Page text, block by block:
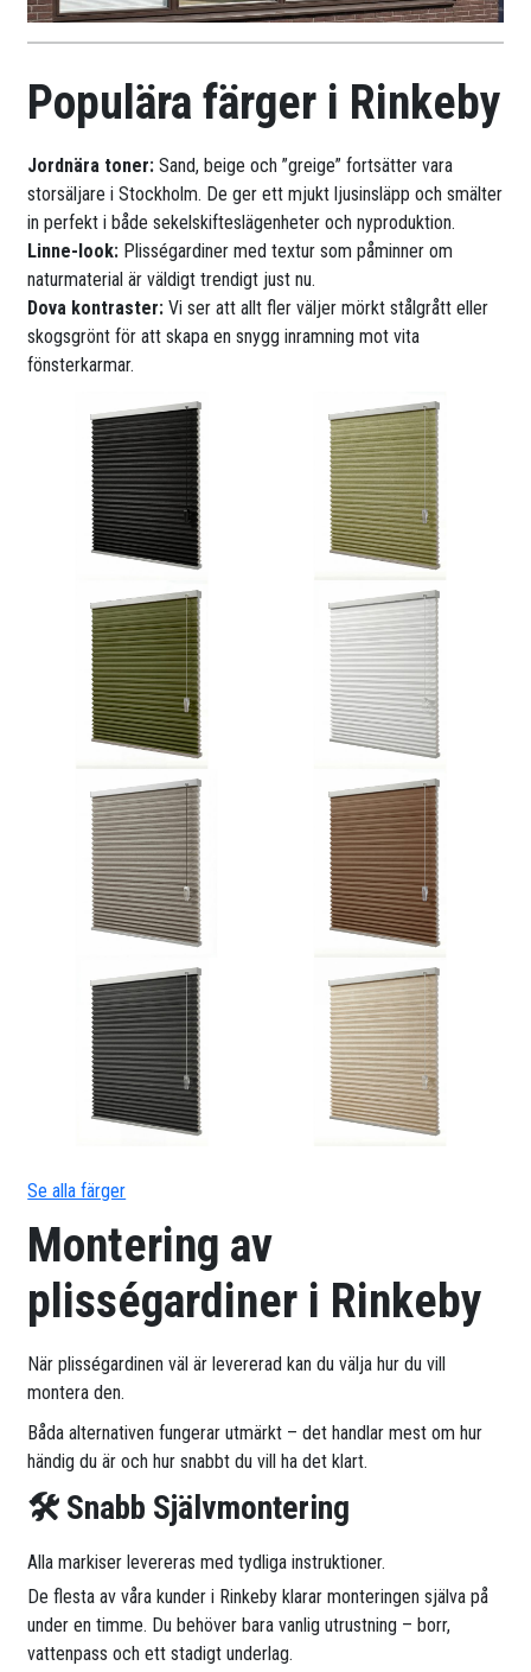
Populära färger i Rinkeby
Jordnära toner: Sand, beige och ”greige” fortsätter vara
storsäljare i Stockholm. De ger ett mjukt ljusinsläpp och smälter
in perfekt i både sekelskifteslägenheter och nyproduktion.
Linne-look: Plisségardiner med textur som påminner om
naturmaterial är väldigt trendigt just nu.
Dova kontraster: Vi ser att allt fler väljer mörkt stålgrått eller
skogsgrönt för att skapa en snygg inramning mot vita
fönsterkarmar.
Se alla färger
Montering av
plisségardiner i Rinkeby
När plisségardinen väl är levererad kan du välja hur du vill
montera den.
Båda alternativen fungerar utmärkt – det handlar mest om hur
händig du är och hur snabbt du vill ha det klart.
🛠 Snabb Självmontering
Alla markiser levereras med tydliga instruktioner.
De flesta av våra kunder i Rinkeby klarar monteringen själva på
under en timme. Du behöver bara vanlig utrustning – borr,
vattenpass och ett stadigt underlag.